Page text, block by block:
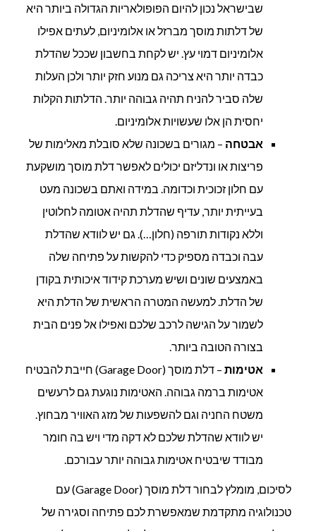
שבישראל נכון להיום הפופולאריות הגדולה ביותר היא
של דלתות מוסך מברזל או אלומיניום, לעתים אפילו
אלומיניום דמוי עץ. יש לקחת בחשבון שככל שהדלת
כבדה יותר היא צריכה גם מנוע חזק יותר ולכן העלות
שלה סביר להניח תהיה גבוהה יותר. הדלתות הקלות
יחסית הן אלו שעשויות אלומיניום.
אבטחה – מגורים בשכונה שלא סובלת מאלימות של
פריצות או ונדליזם יכולים לאפשר דלת מוסך מושקעת
עם חלון זכוכית וכדומה. במידה ואתם בשכונה מעט
בעייתית יותר, עדיף שהדלת תהיה אטומה לחלוטין
וללא נקודות תורפה (חלון…). גם יש לוודא שהדלת
עבה וכבדה מספיק כדי להקשות על פתיחה שלה
באמצעים שונים ושיש מערכת קידוד איכותית בקודן
של הדלת. למעשה המטרה הראשית של הדלת היא
לשמור על הגישה לרכב שלכם ואפילו אל פנים הבית
בצורה הטובה ביותר.
אטימות
– דלת מוסך (Garage Door) חייבת להבטיח
אטימות ברמה גבוהה. האטימות נוגעת גם לרעשים
משטח החניה וגם להשפעות של מזג האוויר מבחוץ.
יש לוודא שהדלת שלכם לא דקה מדי ויש בה חומר
מבודד שיבטיח אטימות גבוהה יותר עבורכם.
לסיכום, מומלץ לבחור דלת מוסך (Garage Door) עם
טכנולוגיה מתקדמת שמאפשרת לכם פתיחה וסגירה של